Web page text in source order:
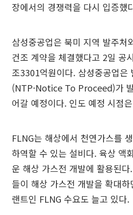
장에서의 경쟁력을 다시 입증했
삼성중공업은 북미 지역 발주처
건조 계약을 체결했다고 2일 공
조3301억원이다. 삼성중공업은
(NTP·Notice To Proceed)가
어갈 예정이다. 인도 예정 시점
FLNG는 해상에서 천연가스를 생
하역할 수 있는 설비다. 육상 액
운 해상 가스전 개발에 활용된
들이 해상 가스전 개발을 확대
랜트인 FLNG 수요도 늘고 있다.